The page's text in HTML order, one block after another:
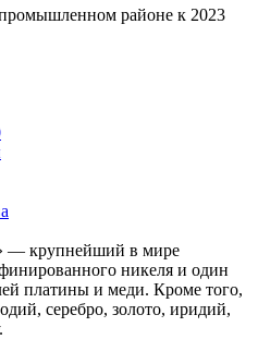
районе к 2023
— крупнейший в мире
никеля и один
платины и меди. Кроме того,
серебро, золото, иридий,